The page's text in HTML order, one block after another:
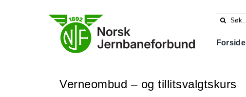
Search
Forside
Verneombud – og tillitsvalgtskurs